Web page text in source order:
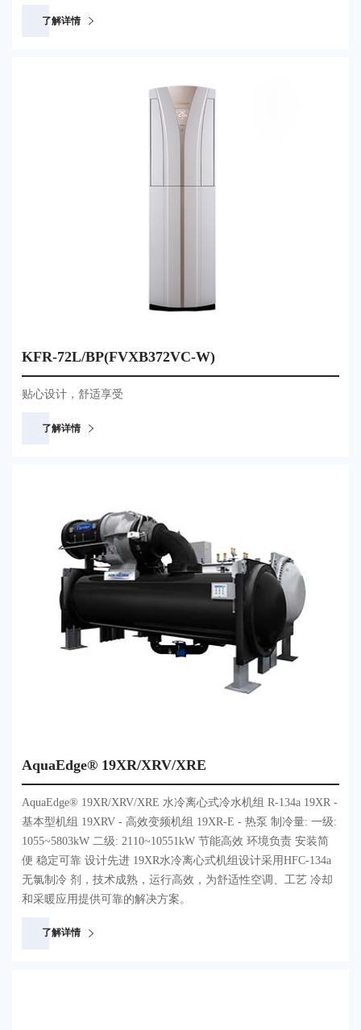
了解详情
KFR-72L/BP(FVXB372VC-W)
贴心设计，舒适享受
了解详情
AquaEdge® 19XR/XRV/XRE
AquaEdge® 19XR/XRV/XRE 水冷离心式冷水机组 R-134a 19XR -
基本型机组 19XRV - 高效变频机组 19XR-E - 热泵 制冷量: 一级:
1055~5803kW 二级: 2110~10551kW 节能高效 环境负责 安装简
便 稳定可靠 设计先进 19XR水冷离心式机组设计采用HFC-134a
无氯制冷 剂，技术成熟，运行高效，为舒适性空调、工艺 冷却
和采暖应用提供可靠的解决方案。
了解详情